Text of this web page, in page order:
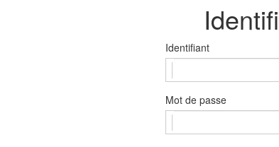
Identifiant
Mot de passe